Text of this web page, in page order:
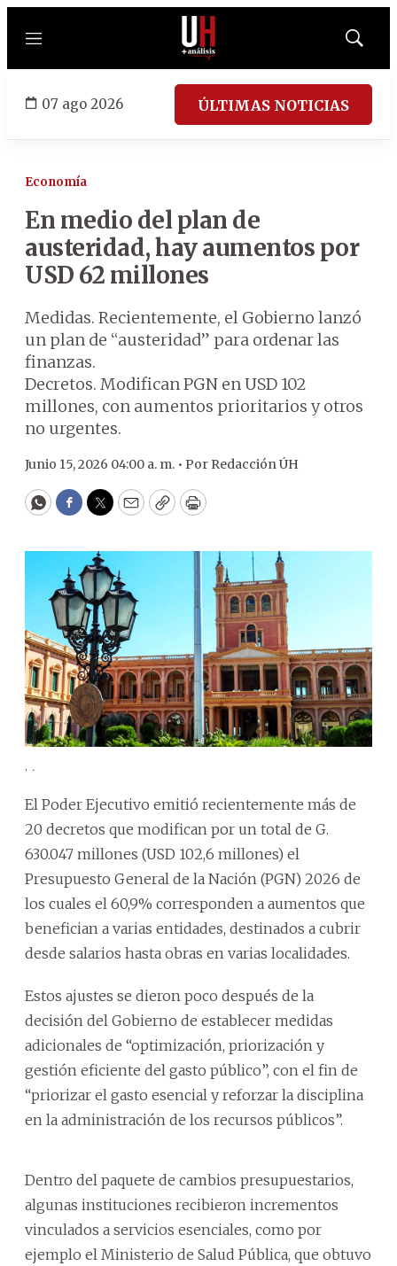
Menú
Mostrar
07 ago 2026 ÚLTIMAS NOTICIAS
Economía
En medio del plan de
austeridad, hay aumentos por
USD 62 millones
Medidas. Recientemente, el Gobierno lanzó
un plan de “austeridad” para ordenar las
finanzas.
Decretos. Modifican PGN en USD 102
millones, con aumentos prioritarios y otros
no urgentes.
Junio 15, 2026 04:00 a. m. • Por Redacción ÚH
WhatsApp
Facebook
Twitter
EmailCopyPrint
. .
El Poder Ejecutivo emitió recientemente más de
20 decretos que modifican por un total de G.
630.047 millones (USD 102,6 millones) el
Presupuesto General de la Nación (PGN) 2026 de
los cuales el 60,9% corresponden a aumentos que
benefician a varias entidades, destinados a cubrir
desde salarios hasta obras en varias localidades.
Estos ajustes se dieron poco después de la
decisión del Gobierno de establecer medidas
adicionales de “optimización, priorización y
gestión eficiente del gasto público”, con el fin de
“priorizar el gasto esencial y reforzar la disciplina
en la administración de los recursos públicos”.
Dentro del paquete de cambios presupuestarios,
algunas instituciones recibieron incrementos
vinculados a servicios esenciales, como por
ejemplo el Ministerio de Salud Pública, que obtuvo